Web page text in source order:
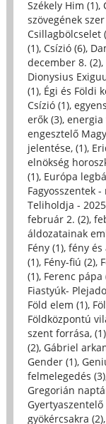
Székely Him (1),
szövegének szer
Csillagbölcselet
(1), Csízió (6),
december 8. (2),
Dionysius
(1), Égi és Földi
Csízió (1),
erők (3), energia
engesztelő
jelentése, (1),
elnökség
(1), Európa
Fagyosszentek
Teliholdja -
február 2. (2),
áldozatainak
Fény (1), fény és
(1), Fény-fiú (2),
(1), Ferenc pápa
Fiastyúk-
Föld elem (1),
Földközpontú
szent forrása, (1)
(2), Gábriel
Gender (1),
felmelegedés (3)
Gregorián
Gyertyaszentelő
gyökércsakra (2),